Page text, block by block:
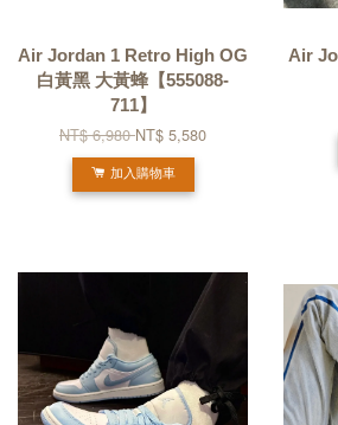
Air Jordan 1 Retro High OG
白黃黑 大黃蜂【555088-
711】
NT$ 6,980NT$ 5,580
加入購物車
Air